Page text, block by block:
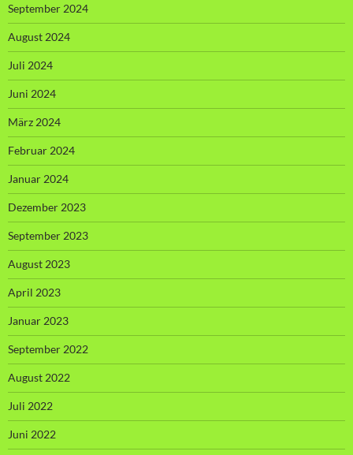
September 2024
August 2024
Juli 2024
Juni 2024
März 2024
Februar 2024
Januar 2024
Dezember 2023
September 2023
August 2023
April 2023
Januar 2023
September 2022
August 2022
Juli 2022
Juni 2022